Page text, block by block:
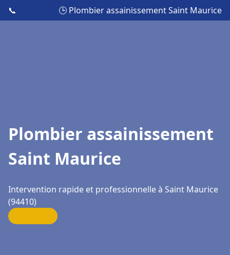
📞 🕒 Plombier assainissement Saint Maurice
Plombier assainissement
Saint Maurice
Intervention rapide et professionnelle à Saint Maurice
(94410)